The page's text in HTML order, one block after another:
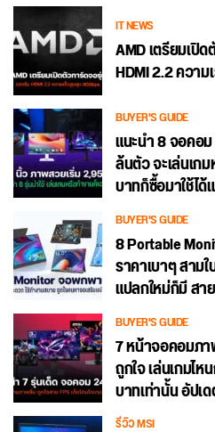
IT NEWS
AMD เตรียมเปิ
HDMI 2.2 ควา
BUYER'S GUIDE
แนะนำ 8 จอคอ
ล้นตัว จะเล่นเก
บาทก็ซื้อมาใช้ได้
BUYER'S GUIDE
8 Portable
ราคาเบาๆ สาม
แปลกใหม่ก็มี สา
BUYER'S GUIDE
7 หน้าจอคอมภ
ถูกใจ เล่นเกมไ
บาทเท่านั้น อัปเ
รีวิว MSI